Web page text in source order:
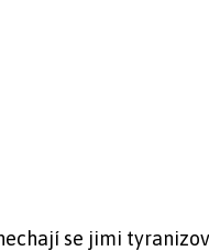
se jimi